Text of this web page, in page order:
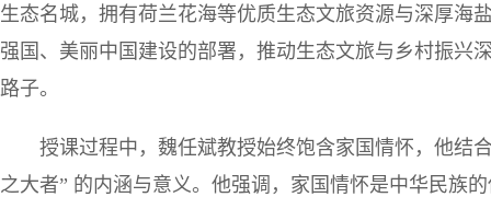
生态名城，拥有荷兰花海等优质生态文旅资源与深厚海
强国、美丽中国建设的部署，推动生态文旅与乡村振兴
路子。
授课过程中，魏任斌教授始终饱含家国情怀，他结
之大者” 的内涵与意义。他强调，家国情怀是中华民族